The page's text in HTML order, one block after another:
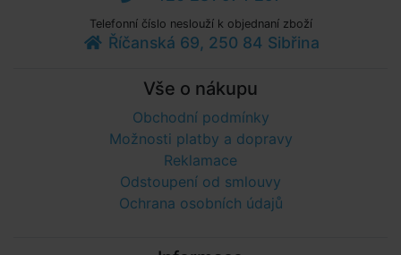
Telefonní číslo neslouží k objednaní zboží
Říčanská 69, 250 84 Sibřina
Vše o nákupu
Obchodní podmínky
Možnosti platby a dopravy
Reklamace
Odstoupení od smlouvy
Ochrana osobních údajů